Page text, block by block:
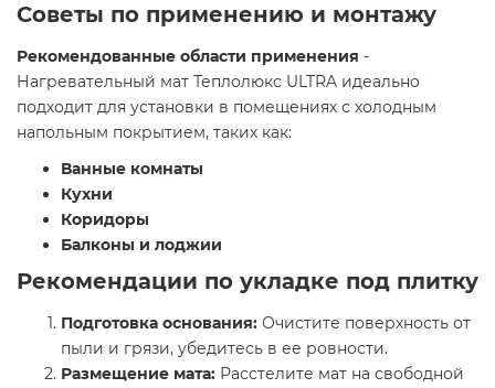
Советы по применению и монтажу
Рекомендованные области применения -
Нагревательный мат Теплолюкс ULTRA идеально
подходит для установки в помещениях с холодным
напольным покрытием, таких как:​
Ванные комнаты
Кухни
Коридоры
Балконы и лоджии
Рекомендации по укладке под плитку
Подготовка основания: Очистите поверхность от
пыли и грязи, убедитесь в ее ровности.​
Размещение мата: Расстелите мат на свободной